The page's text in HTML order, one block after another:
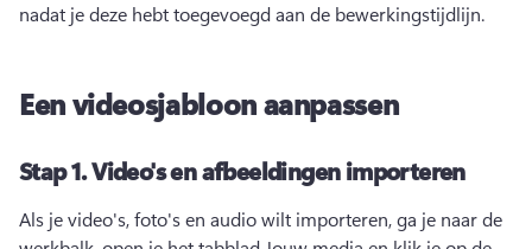
nadat je deze hebt toegevoegd aan de bewerkingstijdlijn.
Een videosjabloon aanpassen
Stap 1.Video's en afbeeldingen importeren
Als je video's, foto's en audio wilt importeren, ga je naar de